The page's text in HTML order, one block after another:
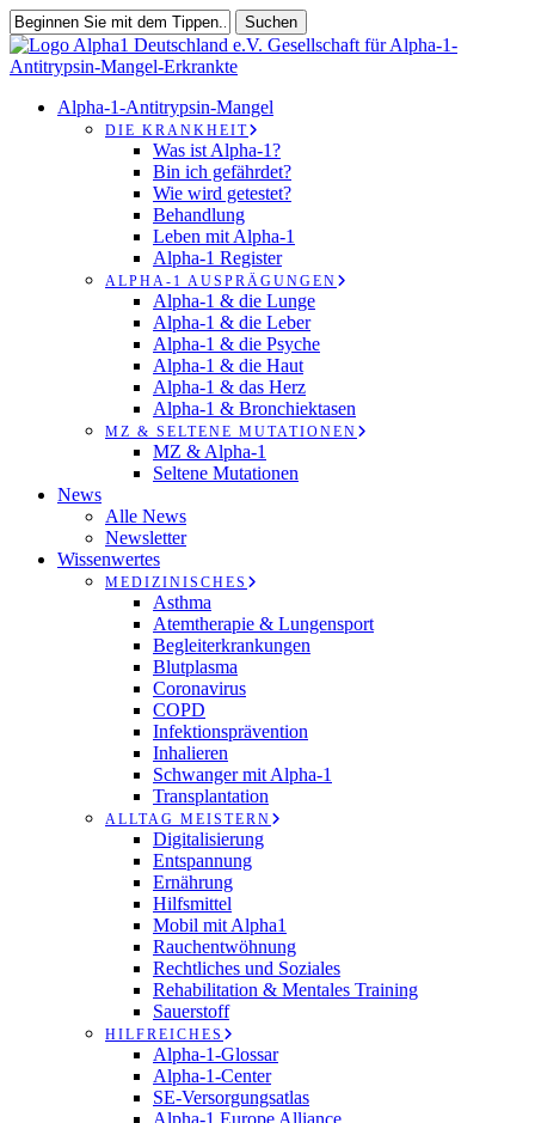
Zum
Hauptinhalt
springen
Suchen
Suche
schließen
suchen
SpeisekarteAlpha-1-Antitrypsin-Mangel
DIE KRANKHEIT
Was ist Alpha-1?
Bin ich gefährdet?
Wie wird getestet?
Behandlung
Leben mit Alpha-1
Alpha-1 Register
ALPHA-1 AUSPRÄGUNGEN
Alpha-1 & die Lunge
Alpha-1 & die Leber
Alpha-1 & die Psyche
Alpha-1 & die Haut
Alpha-1 & das Herz
Alpha-1 & Bronchiektasen
MZ & SELTENE MUTATIONEN
MZ & Alpha-1
Seltene Mutationen
News
Alle News
Newsletter
Wissenwertes
MEDIZINISCHES
Asthma
Atemtherapie & Lungensport
Begleiterkrankungen
Blutplasma
Coronavirus
COPD
Infektionsprävention
Inhalieren
Schwanger mit Alpha-1
Transplantation
ALLTAG MEISTERN
Digitalisierung
Entspannung
Ernährung
Hilfsmittel
Mobil mit Alpha1
Rauchentwöhnung
Rechtliches und Soziales
Rehabilitation & Mentales Training
Sauerstoff
HILFREICHES
Alpha-1-Glossar
Alpha-1-Center
SE-Versorgungsatlas
Alpha-1 Europe Alliance